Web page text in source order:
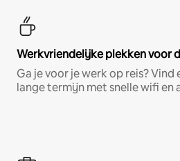
Werkvriendelijke plekken voor
Ga je voor je werk op reis?
lange termijn met snelle wifi en